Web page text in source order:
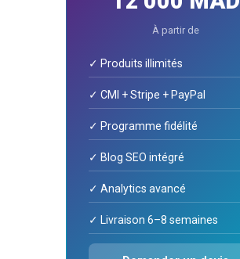
À partir de
✓ Produits illimités
✓ CMI + Stripe + PayPal
✓ Programme fidélité
✓ Blog SEO intégré
✓ Analytics avancé
✓ Livraison 6–8 semaines